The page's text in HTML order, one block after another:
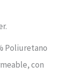
Poliuretano
con